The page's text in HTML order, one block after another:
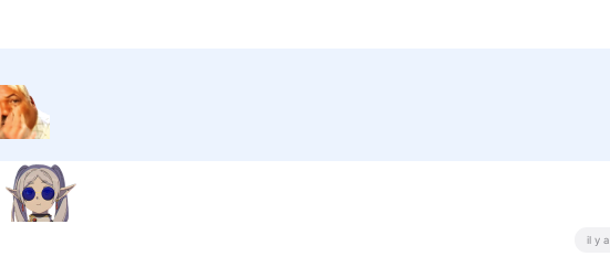
il y